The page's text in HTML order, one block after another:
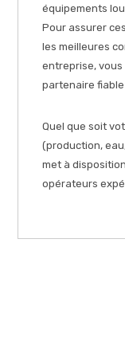
équipements
Pour assurer
les meilleures
entreprise,
partenaire
Quel que soit
(production,
met à
opérateurs